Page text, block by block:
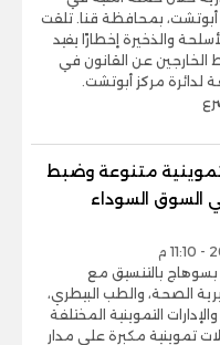
أبوتشت، بمحافظة قنا. تلقت
والذخيرة إخطارًا يفيد
عن القانون في
لدائرة مركز أبوتشت.
تموينية متنوعة وضبط
السوق السوداء
بالتنسيق مع
الصحة، والطب البيطري،
التموينية المختلفة
تموينية مكبرة على مدار